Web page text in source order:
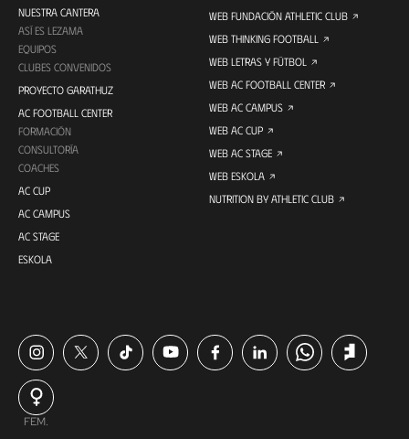
NUESTRA CANTERA
ASÍ ES LEZAMA
EQUIPOS
CLUBES CONVENIDOS
PROYECTO GARATHUZ
AC FOOTBALL CENTER
FORMACIÓN
CONSULTORÍA
COACHES
AC CUP
AC CAMPUS
AC STAGE
ESKOLA
WEB FUNDACIÓN ATHLETIC CLUB
WEB THINKING FOOTBALL
WEB LETRAS Y FÚTBOL
WEB AC FOOTBALL CENTER
WEB AC CAMPUS
WEB AC CUP
WEB AC STAGE
WEB ESKOLA
NUTRITION BY ATHLETIC CLUB
FEM.